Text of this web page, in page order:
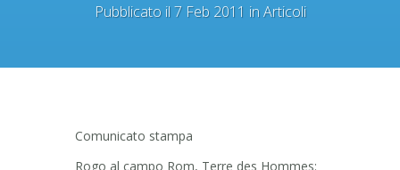
Pubblicato il 7 Feb 2011 inArticoli
Comunicato stampa
Rogo al campo Rom, Terre des Hommes: